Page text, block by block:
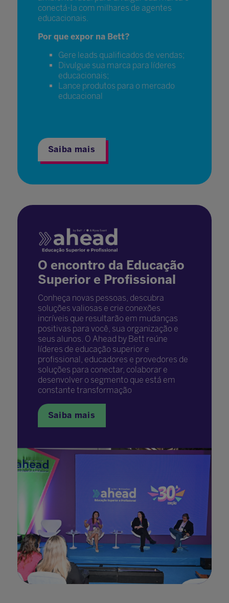
conectá-la com milhares de agentes
educacionais.
Por que expor na Bett?
Gere leads qualificados de vendas;
Divulgue sua marca para líderes
educacionais;
Lance produtos para o mercado
educacional
Saiba mais
O encontro da Educação
Superior e Profissional
Conheça novas pessoas, descubra
soluções valiosas e crie conexões
incríveis que resultarão em mudanças
positivas para você, sua organização e
seus alunos. O Ahead by Bett reúne
líderes de educação superior e
profissional, educadores e provedores de
soluções para conectar, colaborar e
desenvolver o segmento que está em
constante transformação
Saiba mais